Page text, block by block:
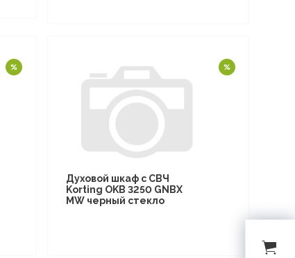
Духовой шкаф с СВЧ
Korting OKB 3250 GNBX
MW черный стекло